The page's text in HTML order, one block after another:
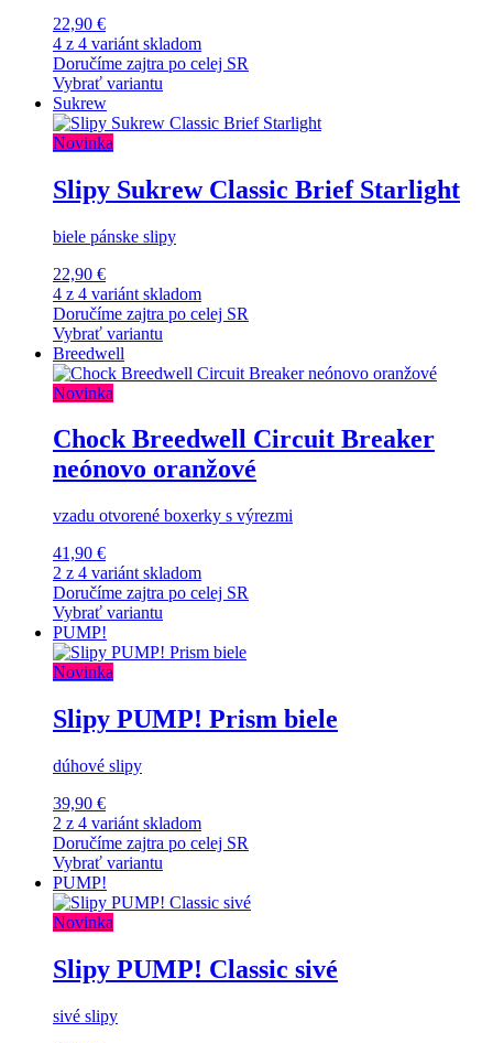
22,90 €
4 z 4 variánt skladom
Doručíme zajtra po celej SR
Vybrať variantu
Sukrew
Novinka
Slipy Sukrew Classic Brief Starlight
biele pánske slipy
22,90 €
4 z 4 variánt skladom
Doručíme zajtra po celej SR
Vybrať variantu
Breedwell
Novinka
Chock Breedwell Circuit Breaker
neónovo oranžové
vzadu otvorené boxerky s výrezmi
41,90 €
2 z 4 variánt skladom
Doručíme zajtra po celej SR
Vybrať variantu
PUMP!
Novinka
Slipy PUMP! Prism biele
dúhové slipy
39,90 €
2 z 4 variánt skladom
Doručíme zajtra po celej SR
Vybrať variantu
PUMP!
Novinka
Slipy PUMP! Classic sivé
sivé slipy